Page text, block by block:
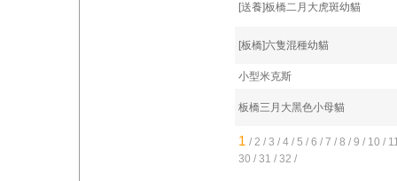
[送養]板橋二月大虎斑幼貓
[板橋]六隻混種幼貓
小型米克斯
板橋三月大黑色小母貓
1 / 2 / 3 / 4 / 5 / 6 / 7 / 8 / 9 / 10 /
30 / 31 / 32 /